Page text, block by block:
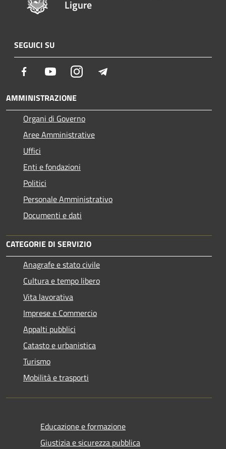
Ligure
SEGUICI SU
Facebook YoutubeInstagram
AMMINISTRAZIONE
Organi di Governo
Aree Amministrative
Uffici
Enti e fondazioni
Politici
Personale Amministrativo
Documenti e dati
CATEGORIE DI SERVIZIO
Anagrafe e stato civile
Cultura e tempo libero
Vita lavorativa
Imprese e Commercio
Appalti pubblici
Catasto e urbanistica
Turismo
Mobilità e trasporti
Educazione e formazione
Giustizia e sicurezza pubblica